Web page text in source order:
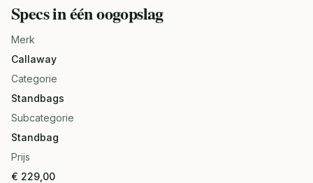
Specs in één oogopslag
Merk
Callaway
Categorie
Standbags
Subcategorie
Standbag
Prijs
€ 229,00